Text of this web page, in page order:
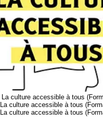
La culture accessible à tous
La culture accessible à tous
La culture accessible à tous